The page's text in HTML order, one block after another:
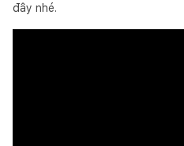
đây nhé.